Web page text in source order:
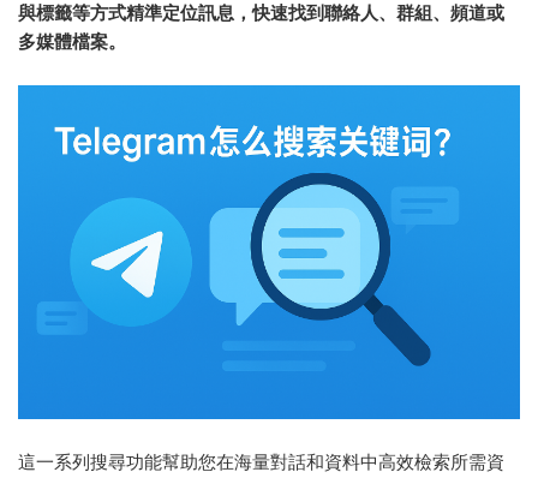
與標籤等方式精準定位訊息，快速找到聯絡人、群組、頻道或
多媒體檔案。
這一系列搜尋功能幫助您在海量對話和資料中高效檢索所需資